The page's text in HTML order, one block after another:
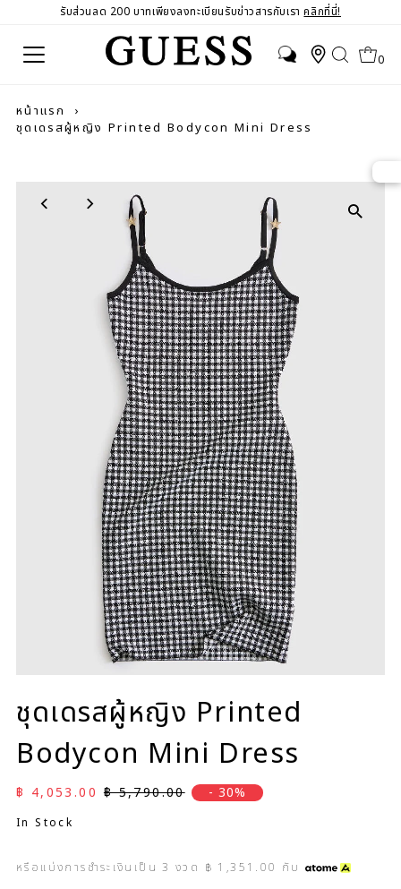
รับส่วนลด 200 บาทเพียงลงทะเบียนรับข่าวสารกับเราคลิกที่นี่!
0
หน้าแรก
›
ชุดเดรสผู้หญิง Printed Bodycon Mini Dress
ชุดเดรสผู้หญิง Printed
Bodycon Mini Dress
ราคาลด
฿ 4,053.00 ราคาปกติ
฿ 5,790.00 - 30%
In Stock
หรือแบ่งการชำระเงินเป็น3 งวด ฿ 1,351.00 กับ